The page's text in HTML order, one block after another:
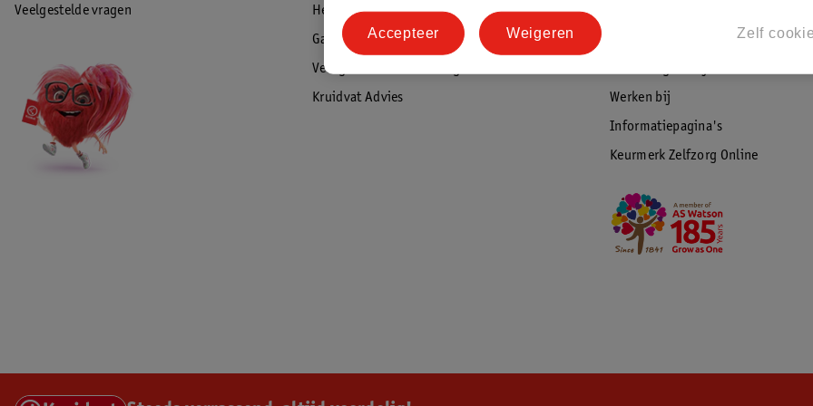
Veelgestelde vragen
Herroepen & retourneren
Garantie
Veiligheidswaarschuwingen
Kruidvat Advies
Werken bij
Informatiepagina's
Keurmerk Zelfzorg Online
Zelf
Weigeren
Accepteer